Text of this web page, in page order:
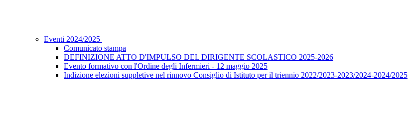
Eventi 2024/2025
Comunicato stampa
DEFINIZIONE ATTO D'IMPULSO DEL DIRIGENTE SCOLASTICO 2025-2026
Evento formativo con l'Ordine degli Infermieri - 12 maggio 2025
Indizione elezioni suppletive nel rinnovo Consiglio di Istituto per il triennio 2022/2023-2023/2024-2024/2025